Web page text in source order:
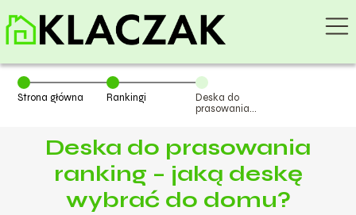
Strona główna Rankingi
Deska do
prasowania
do domu?
Deska do prasowania
ranking – jaką deskę
wybrać do domu?